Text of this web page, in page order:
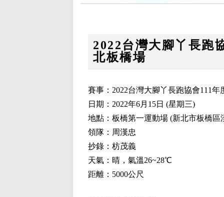
2022台灣大腳丫長跑
北板橋場
賽事：2022台灣大腳丫長跑協會111年
日期：2022年6月15日 (星期三)
地點：板橋第一運動場 (新北市板橋
領隊：周漢忠
抄錄：枋茂義
天氣：晴，氣溫26~28℃
距離：5000公尺